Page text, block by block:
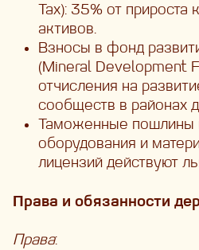
Tax): 35% от прироста
активов.
Взносы в фонд
(Mineral Development
отчисления на
сообществ в районах
Таможенные пошлины
оборудования и
лицензий действуют
Права и обязанности
Права: